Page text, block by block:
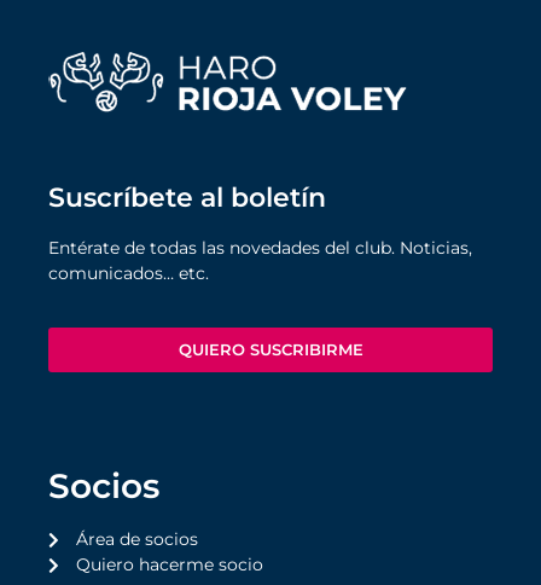
Suscríbete al boletín
Entérate de todas las novedades del club. Noticias,
comunicados… etc.
QUIERO SUSCRIBIRME
Socios
Área de socios
Quiero hacerme socio